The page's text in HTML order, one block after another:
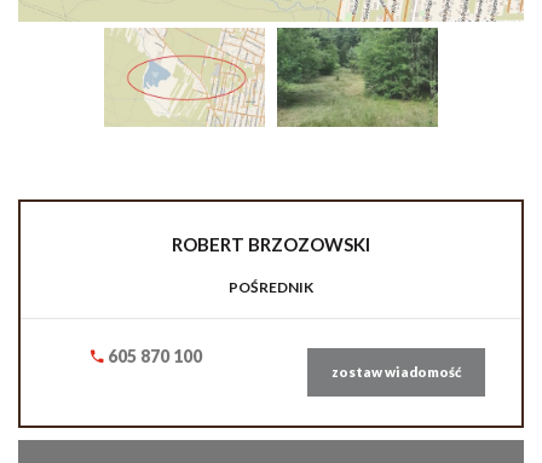
ROBERT BRZOZOWSKI
POŚREDNIK
605 870 100
zostaw wiadomość